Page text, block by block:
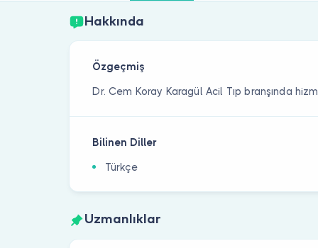
Hakkında
Özgeçmiş
Dr. Cem Koray Karagül Acil Tıp branşında
Bilinen Diller
Türkçe
Uzmanlıklar